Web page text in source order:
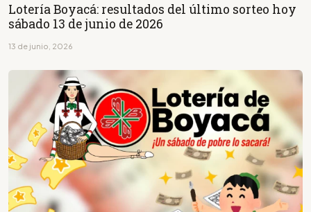
Lotería Boyacá: resultados del último sorteo hoy
sábado 13 de junio de 2026
13 de junio, 2026